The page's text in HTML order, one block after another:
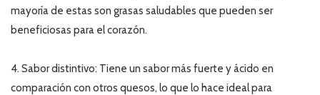
mayoría de estas son grasas saludables que pueden ser
beneficiosas para el corazón.
4. Sabor distintivo: Tiene un sabor más fuerte y ácido en
comparación con otros quesos, lo que lo hace ideal para